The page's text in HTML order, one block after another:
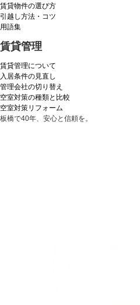
賃貸物件の選び方
引越し方法・コツ
用語集
賃貸管理
賃貸管理について
入居条件の見直し
管理会社の切り替え
空室対策の種類と比較
空室対策リフォーム
板橋で40年、安心と信頼を。